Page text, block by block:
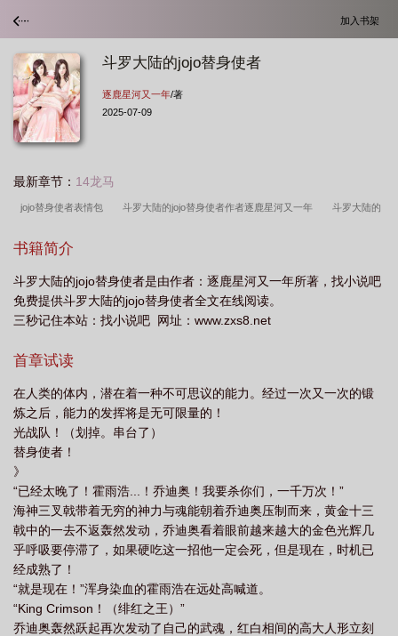
加入书架
斗罗大陆的jojo替身使者
逐鹿星河又一年/著
2025-07-09
最新章节： 14龙马
jojo替身使者表情包 斗罗大陆的jojo替身使者作者逐鹿星河又一年 斗罗大陆的
趣阁 斗罗大陆的jojo替身使者最新章节
么 jojo的奇妙冒险替身使者第一次出现 jojo第五部替身使者 jojo的奇妙冒险
替身 斗罗大陆的jojo替身使者逐鹿星河又一年 jojo之替身使者在斗罗
者TXT jojo的奇妙冒险替身使者能力排名
JOJO替身使者笔趣阁 斗罗大陆的jojo替身使者免费阅读 jojo的替身使者大
全 斗罗里的替身使者 斗罗大陆的jojo替身使者最新章节更新
替身使者免费 斗罗大陆里的替身使者
大陆的jojo替身使者索托城刺客案
书籍简介
斗罗大陆的jojo替身使者是由作者：逐鹿星河又一年所著，找小说吧
免费提供斗罗大陆的jojo替身使者全文在线阅读。
三秒记住本站：找小说吧 网址：www.zxs8.net
首章试读
在人类的体内，潜在着一种不可思议的能力。经过一次又一次的锻
炼之后，能力的发挥将是无可限量的！
光战队！（划掉。串台了）
替身使者！
》
“已经太晚了！霍雨浩...！乔迪奥！我要杀你们，一千万次！”
海神三叉戟带着无穷的神力与魂能朝着乔迪奥压制而来，黄金十三
戟中的一去不返轰然发动，乔迪奥看着眼前越来越大的金色光辉几
乎呼吸要停滞了，如果硬吃这一招他一定会死，但是现在，时机已
经成熟了！
“就是现在！”浑身染血的霍雨浩在远处高喊道。
“King Crimson！（绯红之王）”
乔迪奥轰然跃起再次发动了自己的武魂，红白相间的高大人形立刻